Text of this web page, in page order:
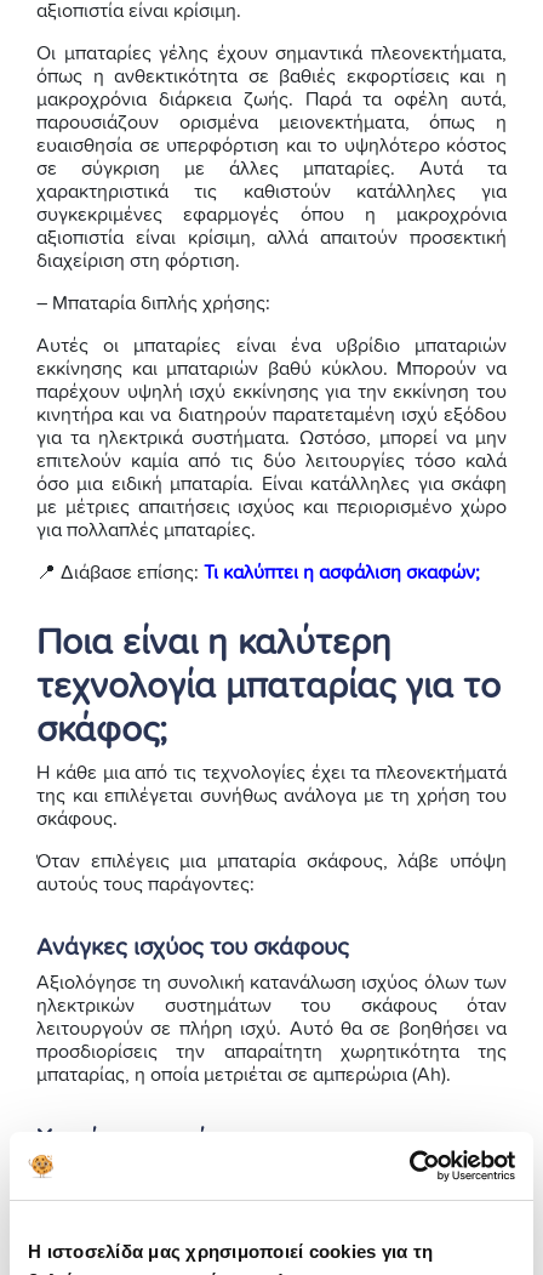
Η ιστοσελίδα μας χρησιμοποιεί cookies για τη
αξιοπιστία είναι κρίσιμη.
Οι μπαταρίες γέλης έχουν σημαντικά πλεονεκτήματα,
όπως η ανθεκτικότητα σε βαθιές εκφορτίσεις και η
μακροχρόνια διάρκεια ζωής. Παρά τα οφέλη αυτά,
παρουσιάζουν ορισμένα μειονεκτήματα, όπως η
ευαισθησία σε υπερφόρτιση και το υψηλότερο κόστος
σε σύγκριση με άλλες μπαταρίες. Αυτά τα
χαρακτηριστικά τις καθιστούν κατάλληλες για
συγκεκριμένες εφαρμογές όπου η μακροχρόνια
αξιοπιστία είναι κρίσιμη, αλλά απαιτούν προσεκτική
διαχείριση στη φόρτιση.
– Μπαταρία διπλής χρήσης:
Αυτές οι μπαταρίες είναι ένα υβρίδιο μπαταριών
εκκίνησης και μπαταριών βαθύ κύκλου. Μπορούν να
παρέχουν υψηλή ισχύ εκκίνησης για την εκκίνηση του
κινητήρα και να διατηρούν παρατεταμένη ισχύ εξόδου
για τα ηλεκτρικά συστήματα. Ωστόσο, μπορεί να μην
επιτελούν καμία από τις δύο λειτουργίες τόσο καλά
όσο μια ειδική μπαταρία. Είναι κατάλληλες για σκάφη
με μέτριες απαιτήσεις ισχύος και περιορισμένο χώρο
για πολλαπλές μπαταρίες.
📍 Διάβασε επίσης: Τι καλύπτει η ασφάλιση σκαφών;
Ποια είναι η καλύτερη
τεχνολογία μπαταρίας για το
σκάφος;
Η κάθε μια από τις τεχνολογίες έχει τα πλεονεκτήματά
της και επιλέγεται συνήθως ανάλογα με τη χρήση του
σκάφους.
Όταν επιλέγεις μια μπαταρία σκάφους, λάβε υπόψη
αυτούς τους παράγοντες:
Ανάγκες ισχύος του σκάφους
Αξιολόγησε τη συνολική κατανάλωση ισχύος όλων των
ηλεκτρικών συστημάτων του σκάφους όταν
λειτουργούν σε πλήρη ισχύ. Αυτό θα σε βοηθήσει να
προσδιορίσεις την απαραίτητη χωρητικότητα της
μπαταρίας, η οποία μετριέται σε αμπερώρια (Ah).
Χημεία μπαταρίας
Οι μπαταρίες σκαφών κυκλοφορούν σε διάφορες
χημικές κατηγορίες: μπαταρίες μολύβδου-οξέος,
λιθίου ή αλλιώς gel. Κάθε μία έχει τα πλεονεκτήματα
και τα μειονεκτήματά της όσον αφορά το κόστος, τη